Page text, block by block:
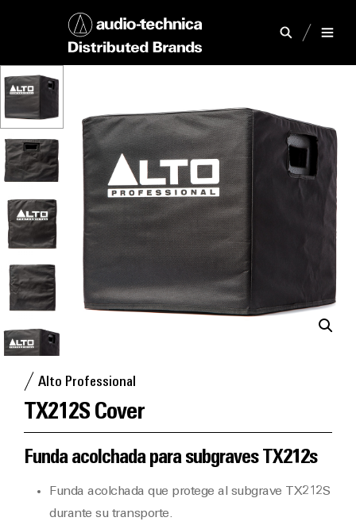
Alto Professional
TX212S Cover
Funda acolchada para subgraves TX212s
Funda acolchada que protege al subgrave TX212S
durante su transporte.